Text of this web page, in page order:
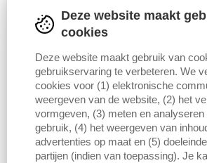
helpen:
eventueel in leeftijdsgroepen.
Is geslacht belangrijk? Indien ja,
deze doelgroepen van elkaar
Welke functie beoefenen ze? En
Deze website maakt
cookies
Deze website maakt gebruik van
gebruikservaring te verbeteren. We
cookies voor (1) elektronische
weergeven van de website, (2) het
vormgeven, (3) meten en analyseren
gebruik, (4) het weergeven van
advertenties op maat en (5)
partijen (indien van toepassing). Je